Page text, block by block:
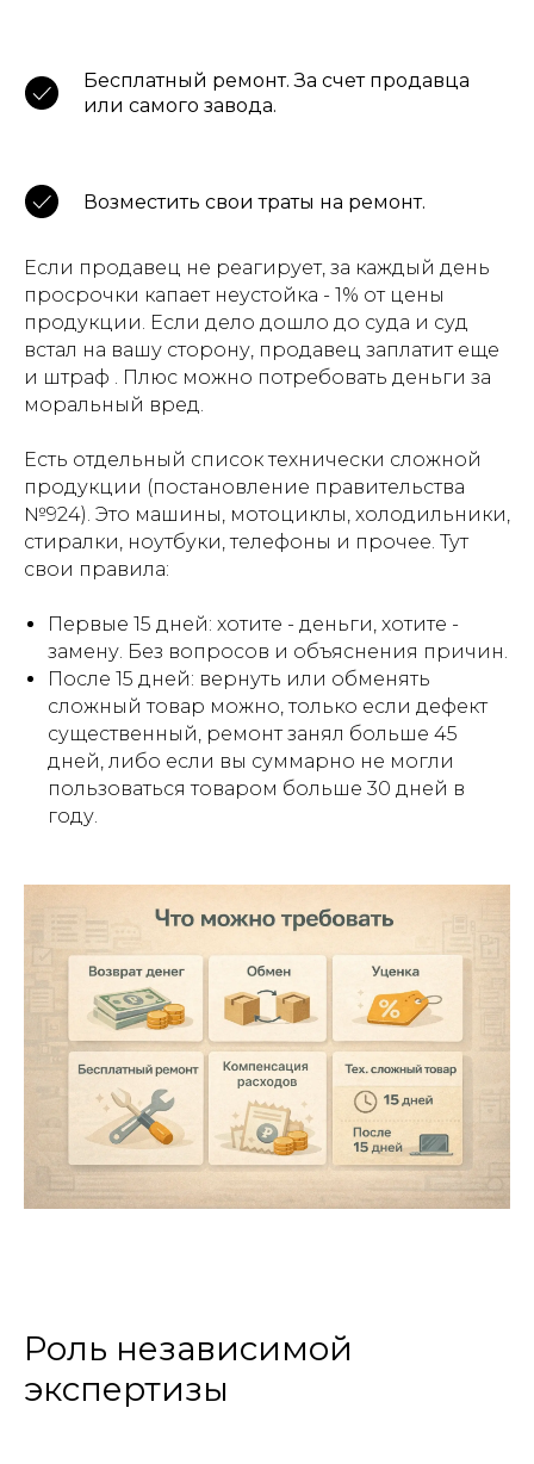
Бесплатный ремонт. За счет продавца
или самого завода.
Возместить свои траты на ремонт.
Если продавец не реагирует, за каждый день
просрочки капает неустойка - 1% от цены
продукции. Если дело дошло до суда и суд
встал на вашу сторону, продавец заплатит еще
и штраф . Плюс можно потребовать деньги за
моральный вред.
Есть отдельный список технически сложной
продукции (постановление правительства
№924). Это машины, мотоциклы, холодильники,
стиралки, ноутбуки, телефоны и прочее. Тут
свои правила:
Первые 15 дней: хотите - деньги, хотите -
замену. Без вопросов и объяснения причин.
После 15 дней: вернуть или обменять
сложный товар можно, только если дефект
существенный, ремонт занял больше 45
дней, либо если вы суммарно не могли
пользоваться товаром больше 30 дней в
году.
Роль независимой
экспертизы